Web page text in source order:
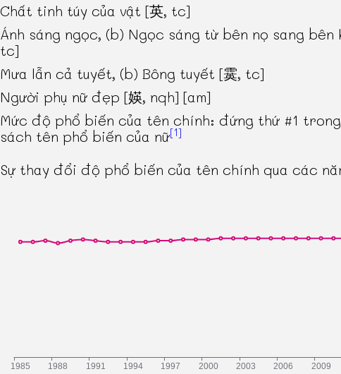
Chất tinh túy của vật [英, tc]
Ánh sáng ngọc, (b) Ngọc sáng từ bên nọ sang bên
tc]
Mưa lẫn cả tuyết, (b) Bông tuyết [霙, tc]
Người phụ nữ đẹp [媖, nqh] [am]
Mức độ phổ biến của tên chính: đứng thứ #1
sách tên phổ biến của nữ[1]
Sự thay đổi độ phổ biến của tên chính qua các